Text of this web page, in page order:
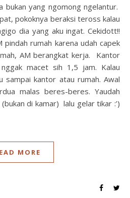
bukan yang ngomong ngelantur.
pokoknya beraksi teross kalau
dia yang aku ingat. Cekidott!!
rumah karena udah capek
AM berangkat kerja. Kantor
macet sih 1,5 jam. Kalau
kantor atau rumah. Awal
malas beres-beres. Yaudah
di kamar) lalu gelar tikar :’)
MORE